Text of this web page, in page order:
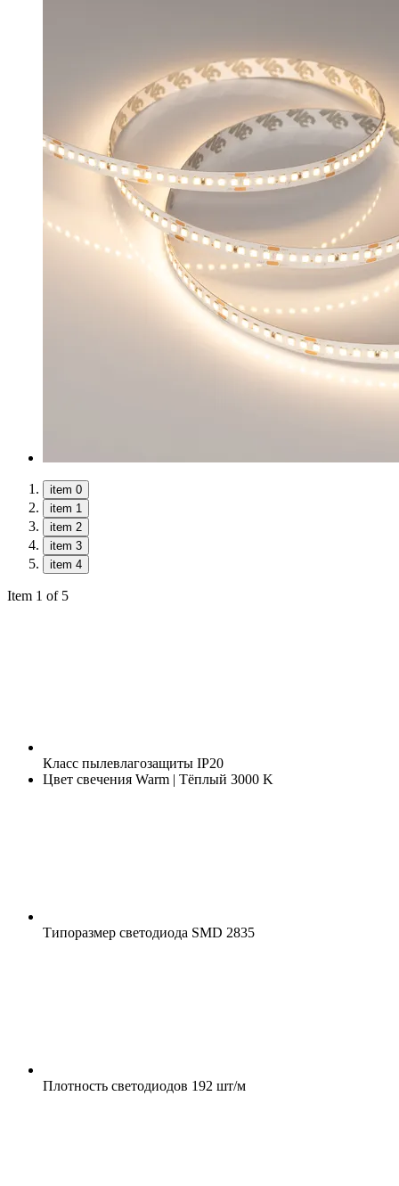
item 0
item 1
item 2
item 3
item 4
Item 1 of 5
Класс пылевлагозащиты IP20
Цвет свечения Warm | Тёплый 3000 K
Типоразмер светодиода SMD 2835
Плотность светодиодов 192 шт/м